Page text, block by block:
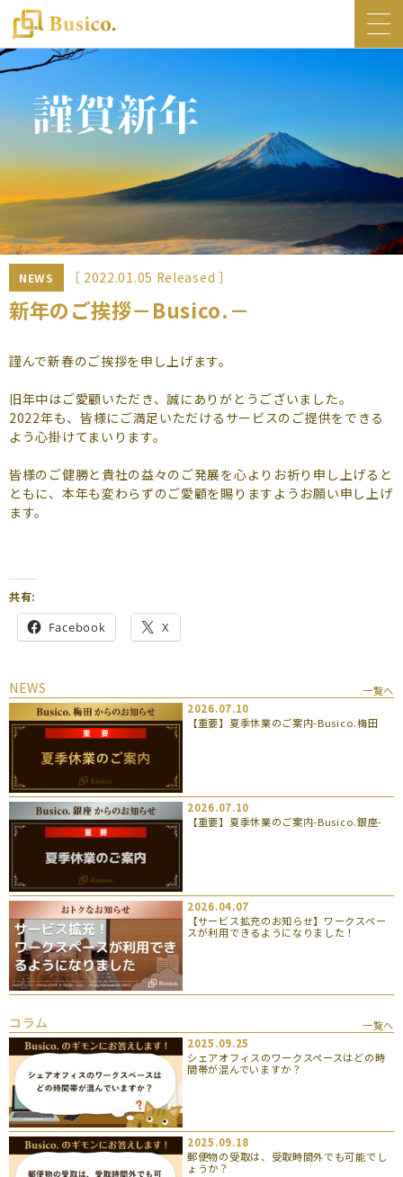
トップ
Busico.について
オフィス
Busico.銀座
Busico.梅田
料金・サービス
お知らせ
NEWS
Busico.通信
よくあるご質問
お申し込み お問い合わせ
NEWS ［ 2022.01.05 Released ］
新年のご挨拶－Busico.－
謹んで新春のご挨拶を申し上げます。
旧年中はご愛顧いただき、誠にありがとうございました。
2022年も、皆様にご満足いただけるサービスのご提供をできる
よう心掛けてまいります。
皆様のご健勝と貴社の益々のご発展を心よりお祈り申し上げると
ともに、本年も変わらずのご愛顧を賜りますようお願い申し上げ
ます。
共有:
Facebook X
NEWS
一覧へ
2026.07.10
【重要】夏季休業のご案内-Busico.梅田
2026.07.10
【重要】夏季休業のご案内-Busico.銀座-
2026.04.07
【サービス拡充のお知らせ】ワークスペー
スが利用できるようになりました！
コラム
一覧へ
2025.09.25
シェアオフィスのワークスペースはどの時
間帯が混んでいますか？
2025.09.18
郵便物の受取は、受取時間外でも可能でし
ょうか？